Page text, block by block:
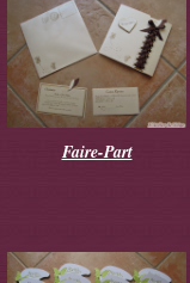
Faire-Part